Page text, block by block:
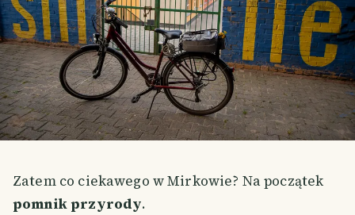
Zatem co ciekawego w Mirkowie? Na początek
pomnik przyrody.